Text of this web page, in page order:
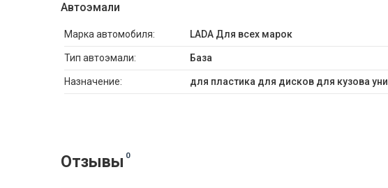
Автоэмали
Марка автомобиля: LADA Для всех марок
Тип автоэмали: База
Назначение: для пластика для дисков для кузова
Отзывы 0